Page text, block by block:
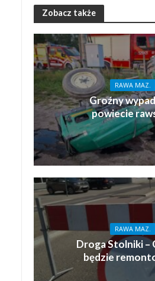
Zobacz także
RAWA MAZ.
Groźny
powiecie
RAWA MAZ.
Droga Stolniki –
będzie